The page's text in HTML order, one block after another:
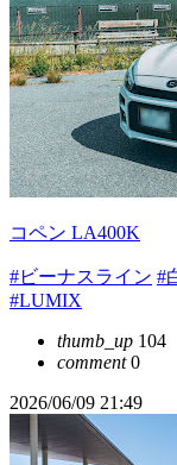
コペン LA400K
#ビーナスライン #
#LUMIX
thumb_up 104
comment0
2026/06/09 21:49